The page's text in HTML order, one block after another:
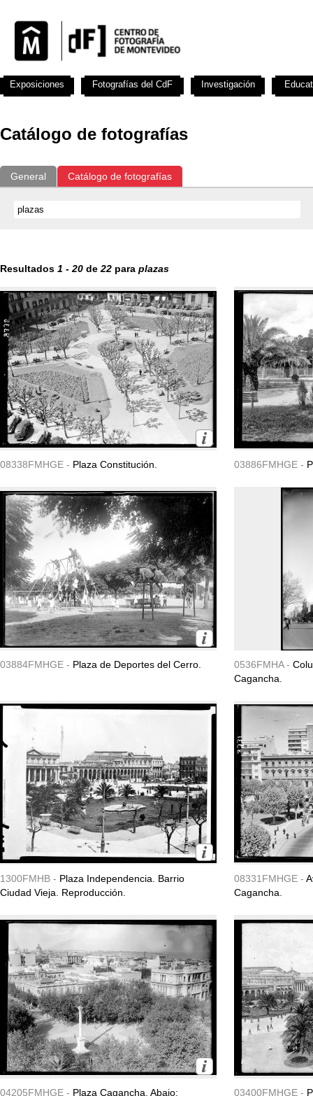
Catálogo de fotografías
General Catálogo de fotografías
Resultados 1 - 20 de 22 para plazas
08338FMHGE - Plaza Constitución. 03886FMHGE -
03884FMHGE - Plaza de Deportes del Cerro. 0536FMHA -
Cagancha.
1300FMHB - Plaza Independencia. Barrio
Ciudad Vieja. Reproducción.
08331FMHGE -
Cagancha.
04205FMHGE - Plaza Cagancha. Abajo:
03400FMHGE -
Exposiciones Fotografías del CdF Investigación